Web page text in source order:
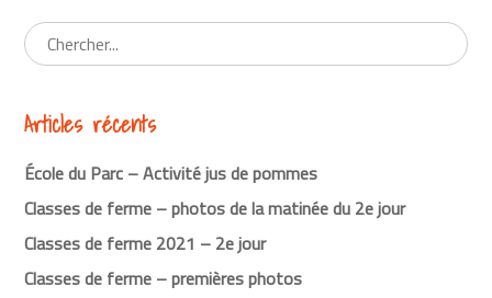
la
lecture
Articles récents
École du Parc – Activité jus de pommes
Classes de ferme – photos de la matinée du 2e jour
Classes de ferme 2021 – 2e jour
Classes de ferme – premières photos